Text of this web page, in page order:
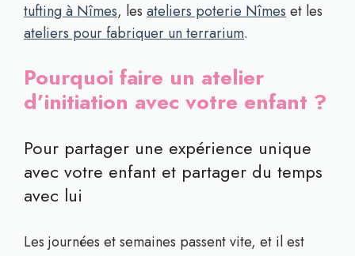
tufting à Nîmes, les ateliers poterie Nîmes et les
ateliers pour fabriquer un terrarium.
Pourquoi faire un atelier
d’initiation avec votre enfant ?
Pour partager une expérience unique
avec votre enfant et partager du temps
avec lui
Les journées et semaines passent vite, et il est